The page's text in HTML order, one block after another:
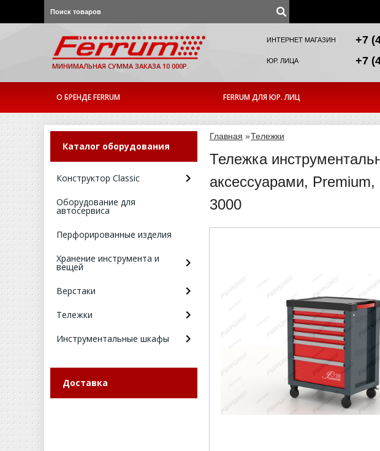
МИНИМАЛЬНАЯ СУММА ЗАКАЗА 10 000Р.
ИНТЕРНЕТ МАГАЗИН +7
ЮР. ЛИЦА +7
О БРЕНДЕ FERRUM FERRUM ДЛЯ ЮР. ЛИЦ
Каталог оборудования
Конструктор Classic
Оборудование для
автосервиса
Перфорированные изделия
Хранение инструмента и
вещей
Верстаки
Тележки
Инструментальные шкафы
Доставка
Главная »Тележки
Тележка
аксессуарами,
3000